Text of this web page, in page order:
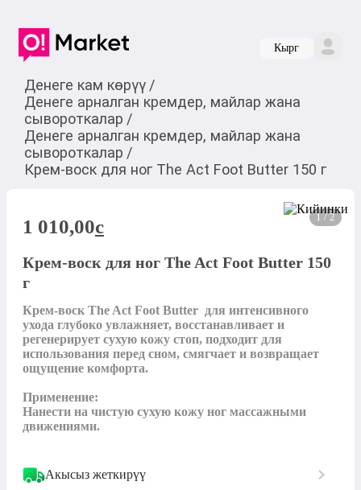
Кырг
Денеге кам көрүү /
Денеге арналган кремдер, майлар жана
сывороткалар /
Денеге арналган кремдер, майлар жана
сывороткалар /
Крем-воск для ног The Act Foot Butter 150 г
1 / 2
1 010,00c
Крем-воск для ног The Act Foot Butter 150
г
Крем-воск The Act Foot Butter  для интенсивного
ухода глубоко увлажняет, восстанавливает и
регенерирует сухую кожу стоп, подходит для
использования перед сном, смягчает и возвращает
ощущение комфорта.
Применение:
Нанести на чистую сухую кожу ног массажными
движениями.
Акысыз жеткирүү